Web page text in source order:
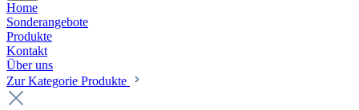
Home
Sonderangebote
Produkte
Kontakt
Über uns
Zur Kategorie Produkte